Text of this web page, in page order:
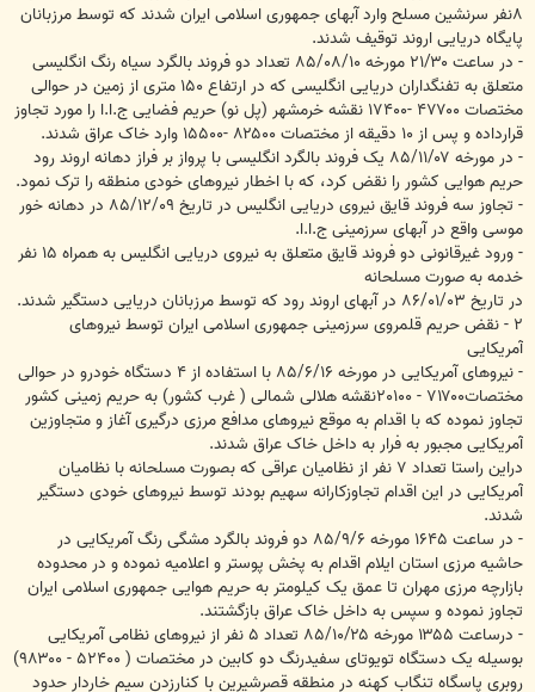
۸‬نفر سرنشین مسلح وارد آبهای جمهوری اسلامی ایران شدند که توسط مرزبانان
پایگاه دریایی اروند توقیف شدند.
- در ساعت ‪ ۲۱/۳۰‬مورخه ‪ ۸۵/۰۸/۱۰‬تعداد دو فروند بالگرد سیاه رنگ انگلیسی
متعلق به تفنگداران دریایی انگلیسی که در ارتفاع ‪ ۱۵۰‬متری از زمین در حوالی
مختصات ‪ ۱۷۴۰۰- ۴۷۷۰۰‬نقشه خرمشهر (پل نو) حریم فضایی ج.ا.ا را مورد تجاوز
قرارداده و پس از ‪ ۱۰‬دقیقه از مختصات ‪ ۱۵۵۰۰- ۸۲۵۰۰‬وارد خاک عراق شدند.
- در مورخه ‪ ۸۵/۱۱/۰۷‬یک فروند بالگرد انگلیسی با پرواز بر فراز دهانه اروند رود
حریم هوایی کشور را نقض کرد، که با اخطار نیروهای خودی منطقه را ترک نمود.
- تجاوز سه فروند قایق نیروی دریایی انگلیس در تاریخ ‪ ۸۵/۱۲/۰۹‬در دهانه خور
موسی واقع در آبهای سرزمینی ج.ا.ا.
- ورود غیرقانونی دو فروند قایق متعلق به نیروی دریایی انگلیس به همراه ‪ ۱۵‬نفر
خدمه به صورت مسلحانه
در تاریخ ‪ ۸۶/۰۱/۰۳‬در آبهای اروند رود که توسط مرزبانان دریایی دستگیر شدند.
‪ ۲‬- نقض حریم قلمروی سرزمینی جمهوری اسلامی ایران توسط نیروهای
آمریکایی
- نیروهای آمریکایی در مورخه ‪ ۸۵/۶/۱۶‬با استفاده از ‪ ۴‬دستگاه خودرو در حوالی
مختصات۷۱۷۰۰ - ۲۰۱۰۰‬نقشه هلالی شمالی ( غرب کشور) به حریم زمینی کشور
تجاوز نموده که با اقدام به موقع نیروهای مدافع مرزی درگیری آغاز و متجاوزین
آمریکایی مجبور به فرار به داخل خاک عراق شدند.
دراین راستا تعداد ‪ ۷‬نفر از نظامیان عراقی که بصورت مسلحانه با نظامیان
آمریکایی در این اقدام تجاوزکارانه سهیم بودند توسط نیروهای خودی دستگیر
شدند.
- در ساعت ‪ ۱۶۴۵‬مورخه ‪ ۸۵/۹/۶‬دو فروند بالگرد مشگی رنگ آمریکایی در
حاشیه مرزی استان ایلام اقدام به پخش پوستر و اعلامیه نموده و در محدوده
بازارچه مرزی مهران تا عمق یک کیلومتر به حریم هوایی جمهوری اسلامی ایران
تجاوز نموده و سپس به داخل خاک عراق بازگشتند.
- درساعت ‪ ۱۳۵۵‬مورخه ‪ ۸۵/۱۰/۲۵‬تعداد ‪ ۵‬نفر از نیروهای نظامی آمریکایی